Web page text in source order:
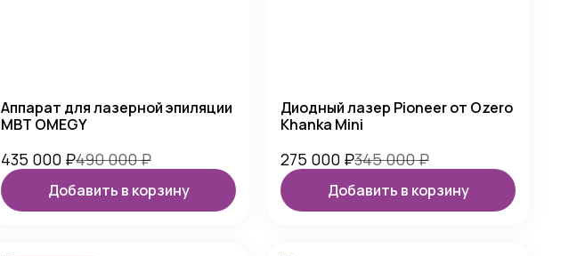
Аппарат для лазерной эпиляции
MBT OMEGY
435 000 ₽490 000₽
Добавить в корзину
Диодный лазер Pioneer от Ozero
Khanka Mini
275 000 ₽345 000₽
Добавить в корзину